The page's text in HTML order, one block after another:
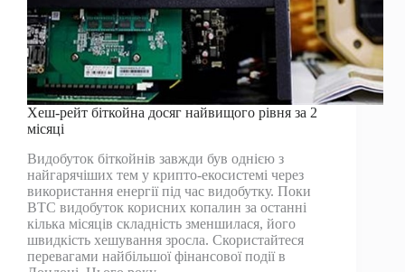
доларів
Хеш-рейт біткойна досяг найвищого рівня за 2
місяці
Видобуток біткойнів завжди був однією з
найгарячіших тем у крипто-екосистемі через
використання енергії під час видобутку. Поки
BTC видобуток корисних копалин за останні
кілька місяців складність зменшилася, його
швидкість хешування зросла. Скористайтеся
перевагами найбільшої фінансової події в